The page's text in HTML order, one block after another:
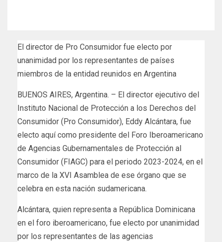
El director de Pro Consumidor fue electo por
unanimidad por los representantes de países
miembros de la entidad reunidos en Argentina
BUENOS AIRES, Argentina. – El director ejecutivo del
Instituto Nacional de Protección a los Derechos del
Consumidor (Pro Consumidor), Eddy Alcántara, fue
electo aquí como presidente del Foro Iberoamericano
de Agencias Gubernamentales de Protección al
Consumidor (FIAGC) para el periodo 2023-2024, en el
marco de la XVI Asamblea de ese órgano que se
celebra en esta nación sudamericana.
Alcántara, quien representa a República Dominicana
en el foro iberoamericano, fue electo por unanimidad
por los representantes de las agencias